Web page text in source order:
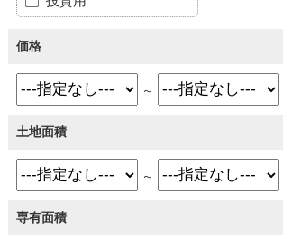
価格
～
土地面積
～
専有面積